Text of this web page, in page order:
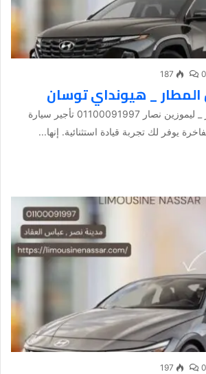
0
187
المطار _ هيونداي توسان
ايجار ليموزين المطار _ ليموزين نصار 01100091997 تأجير سيارة
0
197